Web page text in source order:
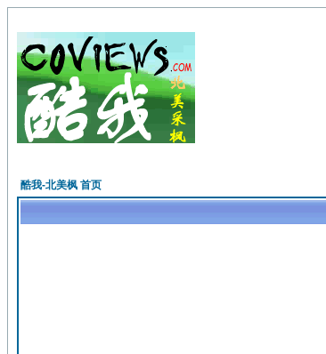
酷我-北美枫 首页